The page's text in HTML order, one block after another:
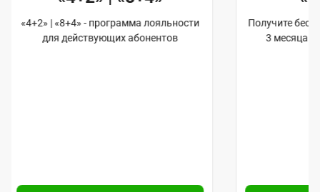
«4+2» | «8+4» - программа лояльности
для действующих абонентов
Получите
3 месяца